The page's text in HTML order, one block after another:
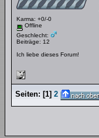
Karma: +0/-0
Offline
Geschlecht:
Beiträge: 12
Ich liebe dieses Forum!
Seiten: [1] 2